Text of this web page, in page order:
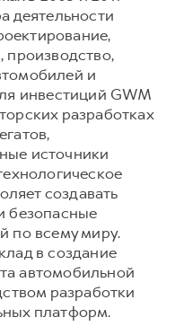
деятельности
производство,
и
инвестиций GWM
разработках
источники
создавать
безопасные
по всему миру.
в создание
автомобильной
разработки
платформ.